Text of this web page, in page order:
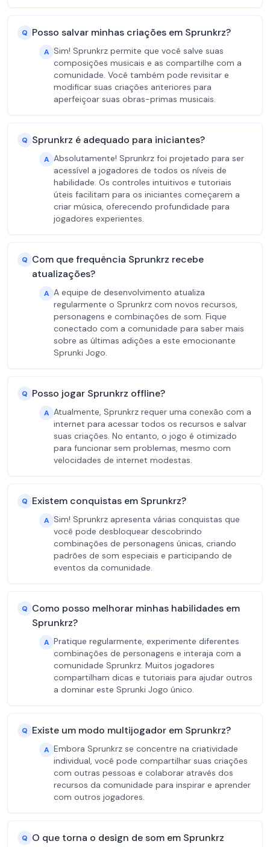
Q Posso salvar minhas criações em Sprunkrz?
A Sim! Sprunkrz permite que você salve suas
composições musicais e as compartilhe com a
comunidade. Você também pode revisitar e
modificar suas criações anteriores para
aperfeiçoar suas obras-primas musicais.
Q Sprunkrz é adequado para iniciantes?
A Absolutamente! Sprunkrz foi projetado para ser
acessível a jogadores de todos os níveis de
habilidade. Os controles intuitivos e tutoriais
úteis facilitam para os iniciantes começarem a
criar música, oferecendo profundidade para
jogadores experientes.
Q Com que frequência Sprunkrz recebe
atualizações?
A A equipe de desenvolvimento atualiza
regularmente o Sprunkrz com novos recursos,
personagens e combinações de som. Fique
conectado com a comunidade para saber mais
sobre as últimas adições a este emocionante
Sprunki Jogo.
Q Posso jogar Sprunkrz offline?
A Atualmente, Sprunkrz requer uma conexão com a
internet para acessar todos os recursos e salvar
suas criações. No entanto, o jogo é otimizado
para funcionar sem problemas, mesmo com
velocidades de internet modestas.
Q Existem conquistas em Sprunkrz?
A Sim! Sprunkrz apresenta várias conquistas que
você pode desbloquear descobrindo
combinações de personagens únicas, criando
padrões de som especiais e participando de
eventos da comunidade.
Q Como posso melhorar minhas habilidades em
Sprunkrz?
A Pratique regularmente, experimente diferentes
combinações de personagens e interaja com a
comunidade Sprunkrz. Muitos jogadores
compartilham dicas e tutoriais para ajudar outros
a dominar este Sprunki Jogo único.
Q Existe um modo multijogador em Sprunkrz?
A Embora Sprunkrz se concentre na criatividade
individual, você pode compartilhar suas criações
com outras pessoas e colaborar através dos
recursos da comunidade para inspirar e aprender
com outros jogadores.
Q O que torna o design de som em Sprunkrz